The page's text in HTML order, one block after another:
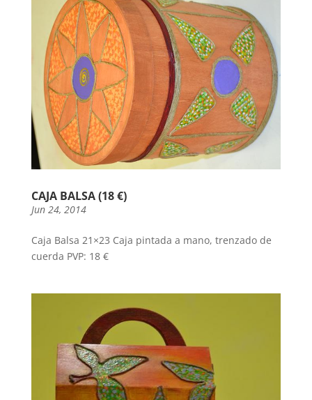
CAJA BALSA (18 €)
Jun 24, 2014
Caja Balsa 21×23 Caja pintada a mano, trenzado de
cuerda PVP: 18 €